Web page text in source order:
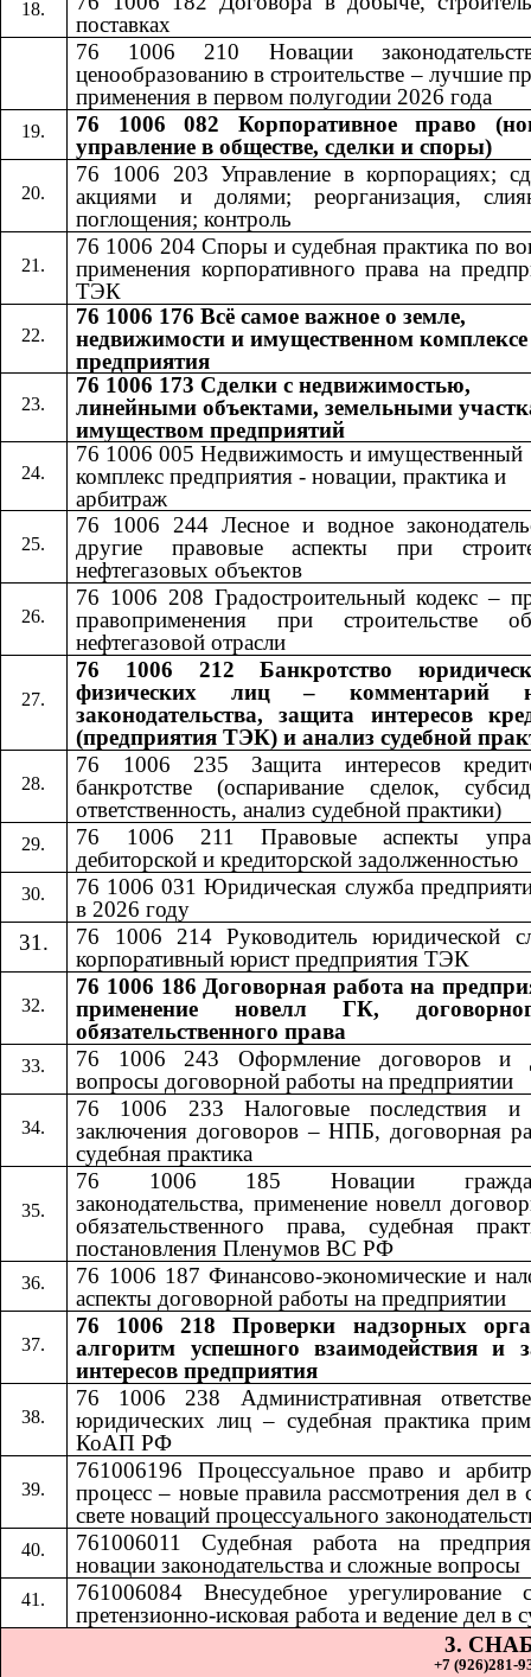
поставках
76 1006 210 Новации
ценообразованию в строительстве – лучшие
применения в первом полугодии 2026 года
76 1006 082 Корпоративное право
управление в обществе, сделки и споры)
76 1006 203 Управление в корпорациях;
акциями и долями; реорганизация,
поглощения; контроль
76 1006 204 Споры и судебная практика по
применения корпоративного права на
ТЭК
76 1006 176 Всё самое важное о земле,
недвижимости и имущественном комплексе
предприятия
76 1006 173 Сделки с недвижимостью,
линейными объектами, земельными
имуществом предприятий
76 1006 005 Недвижимость и имущественный
комплекс предприятия - новации, практика и
арбитраж
76 1006 244 Лесное и водное
другие правовые аспекты при
нефтегазовых объектов
76 1006 208 Градостроительный кодекс –
правоприменения при строительстве
нефтегазовой отрасли
76 1006 212 Банкротство
физических лиц – комментарий
законодательства, защита интересов
(предприятия ТЭК) и анализ судебной
76 1006 235 Защита интересов
банкротстве (оспаривание сделок,
ответственность, анализ судебной практики)
76 1006 211 Правовые аспекты
дебиторской и кредиторской задолженностью
76 1006 031 Юридическая служба
в 2026 году
76 1006 214 Руководитель юридической
корпоративный юрист предприятия ТЭК
76 1006 186 Договорная работа на
применение новелл ГК,
обязательственного права
76 1006 243
Оформление договоров и
вопросы договорной работы на предприятии
76 1006 233 Налоговые последствия и
заключения договоров – НПБ, договорная
судебная практика
76 1006 185 Новации
законодательства, применение новелл
обязательственного права, судебная
постановления Пленумов ВС РФ
76 1006 187 Финансово-экономические и
аспекты договорной работы на предприятии
76 1006 218 Проверки надзорных
алгоритм успешного взаимодействия и
интересов предприятия
76 1006 238 Административная
юридических лиц – судебная практика
КоАП РФ
761006196 Процессуальное право и
процесс – новые правила рассмотрения дел в
свете новаций процессуального
761006011 Судебная работа на
новации законодательства и сложные вопросы
761006084 Внесудебное урегулирование
претензионно-исковая работа и ведение дел в
3.
+7 (926)281-